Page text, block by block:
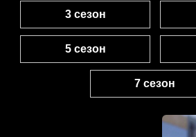
3 сезон
5 сезон
7 сезон